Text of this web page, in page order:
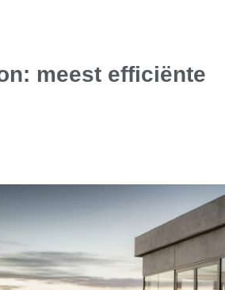
meest efficiënte